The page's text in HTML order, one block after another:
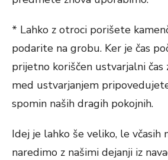
* Lahko z otroci porišete
podarite na grobu. Ker je čas
prijetno koriščen ustvarjalni čas
med ustvarjanjem
spomin naših dragih pokojnih.
Idej je lahko še veliko, le včasih
naredimo z našimi dejanji iz